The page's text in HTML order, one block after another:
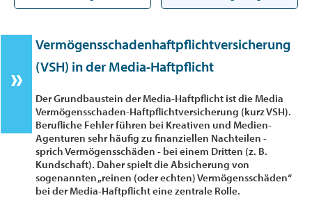
Vermögensschadenhaftpflichtversicherung
(VSH) in der Media-Haftpflicht
Der Grundbaustein der Media-Haftpflicht ist die Media
Vermögensschaden-Haftpflichtversicherung (kurz VSH).
Berufliche Fehler führen bei Kreativen und Medien-
Agenturen sehr häufig zu finanziellen Nachteilen -
sprich Vermögensschäden - bei einem Dritten (z. B.
Kundschaft). Daher spielt die Absicherung von
sogenannten „reinen (oder echten) Vermögensschäden“
bei der Media-Haftpflicht eine zentrale Rolle.